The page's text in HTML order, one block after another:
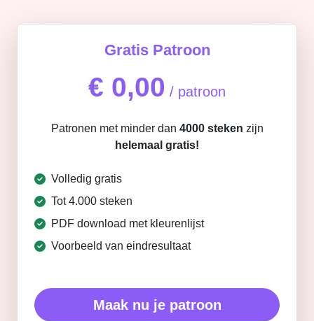
Gratis Patroon
€ 0,00 / patroon
Patronen met minder dan 4000 steken zijn
helemaal gratis!
Volledig gratis
Tot 4.000 steken
PDF download met kleurenlijst
Voorbeeld van eindresultaat
Maak nu je patroon